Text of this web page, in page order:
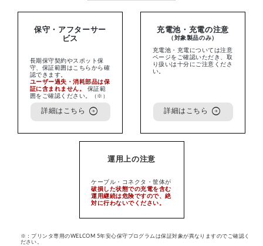
保守・アフターサー
ビス
長期保守契約やスポット保
守、保証範囲はこちらから確
認できます。
ユーザー過失・消耗部品は保
証に含まれません。
保証範
囲をご確認ください。
（※）
詳細はこちら arrow_circle_right
充電池・充電の注意
（対象製品のみ）
充電池・充電については注意
ページをご確認いただき、取
り扱いは十分にご注意くださ
い。
詳細はこちら arrow_circle_right
運用上の注意
ケーブル・コネクタ・筐体が
破損した状態での充電を含む
運用継続は危険ですので、絶
対に行わないでください。
※：プリンタ専用のWELCOM 5年安心保守プログラムは保証対象が異なりますのでご確認く
ださい。